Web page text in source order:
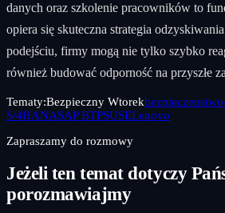
danych oraz szkolenie pracowników to
opiera się skuteczna strategia
podejściu, firmy mogą nie tylko szybko
również budować odporność na przyszłe
Tematy:Bezpieczny Wtorek
S/4HANASAP BTPSUSELenovo
Zapraszamy do rozmowy
Jeżeli ten temat dotyczy
porozmawiajmy